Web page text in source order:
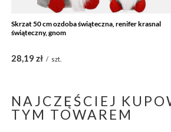
Skrzat 50 cm ozdoba świąteczna, renifer krasnal
świąteczny, gnom
28,19 zł / szt.
NAJCZĘŚCIEJ
TYM TOWAREM